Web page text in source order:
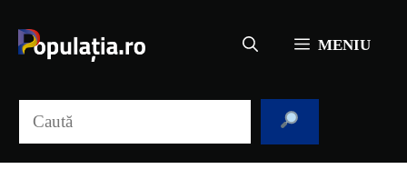
conținut
MENIU